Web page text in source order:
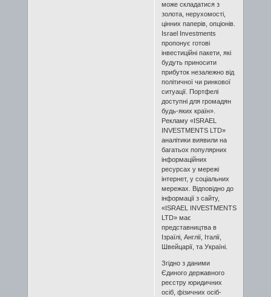
може складатися з
золота, нерухомості,
цінних паперів, опціонів.
Israel Investments
пропонує готові
інвестиційні пакети, які
будуть приносити
прибуток незалежно від
політичної чи ринкової
ситуації. Портфелі
доступні для громадян
будь-яких країн».
Рекламу «ISRAEL
INVESTMENTS LTD»
аналітики виявили на
багатьох популярних
інформаційних
ресурсах у мережі
інтернет, у соціальних
мережах. Відповідно до
інформації з сайту,
«ISRAEL INVESTMENTS
LTD» має
представництва в
Ізраїлі, Англії, Італії,
Швейцарії, та Україні.
Згідно з даними
Єдиного державного
реєстру юридичних
осіб, фізичних осіб-